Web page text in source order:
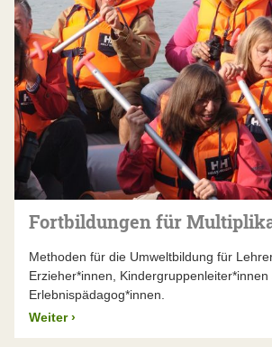
Fortbildungen für
Methoden für die Umweltbildung für
Erzieher*innen,
Erlebnispädagog*innen.
Weiter ›